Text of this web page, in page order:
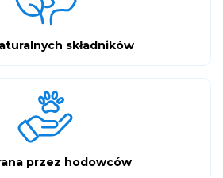
składników
przez hodowców